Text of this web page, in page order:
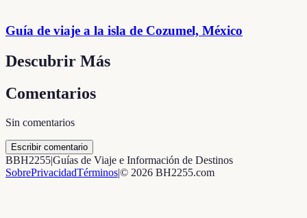
Guía de viaje a la isla de Cozumel, México
Descubrir Más
Comentarios
Sin comentarios
Escribir comentario
BBH2255|Guías de Viaje e Información de Destinos
SobrePrivacidadTérminos|© 2026 BH2255.com